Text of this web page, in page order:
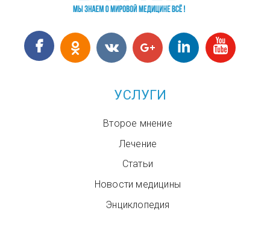
УСЛУГИ
Второе мнение
Лечение
Статьи
Новости медицины
Энциклопедия